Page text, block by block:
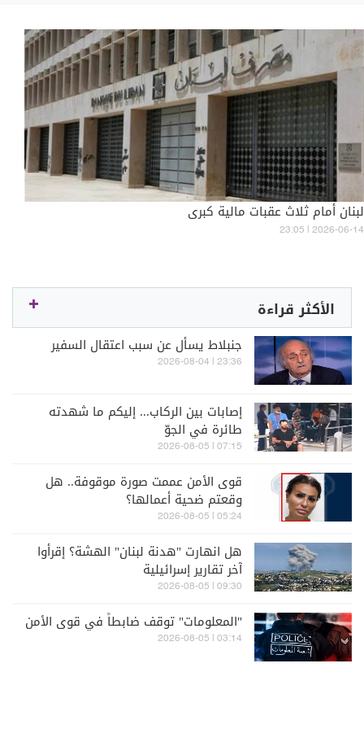
لبنان أمام ثلاث عقبات مالية كبرى
23:05 | 2026-06-14
الأكثر قراءة
جنبلاط يسأل عن سبب اعتقال السفير
23:36 | 2026-08-04
إصابات بين الركاب... إليكم ما شهدته
طائرة في الجوّ
07:15 | 2026-08-05
قوى الأمن عممت صورة موقوفة.. هل
وقعتم ضحية أعمالها؟
05:24 | 2026-08-05
هل انهارت "هدنة لبنان" الهشة؟ إقرأوا
آخر تقارير إسرائيلية
09:30 | 2026-08-05
"المعلومات" توقف ضابطاً في قوى الأمن
03:14 | 2026-08-05